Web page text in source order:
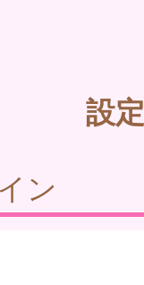
設定
ン